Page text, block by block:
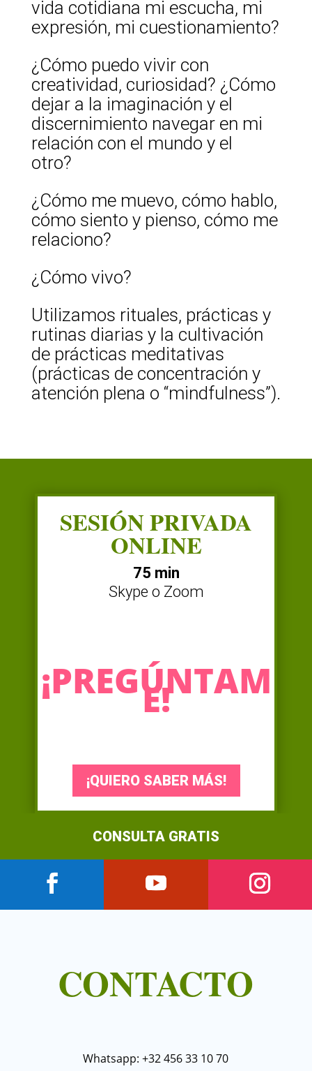
vida cotidiana mi escucha, mi
expresión, mi cuestionamiento?
¿Cómo puedo vivir con
creatividad, curiosidad? ¿Cómo
dejar a la imaginación y el
discernimiento navegar en mi
relación con el mundo y el
otro?
¿Cómo me muevo, cómo hablo,
cómo siento y pienso, cómo me
relaciono?
¿Cómo vivo?
Utilizamos rituales, prácticas y
rutinas diarias y la cultivación
de prácticas meditativas
(prácticas de concentración y
atención plena o “mindfulness”).
SESIÓN PRIVADA
ONLINE
75 min
Skype o Zoom
¡PREGÚNTAM
E!
¡QUIERO SABER MÁS!
CONSULTA GRATIS
CONTACTO
Whatsapp: +32 456 33 10 70